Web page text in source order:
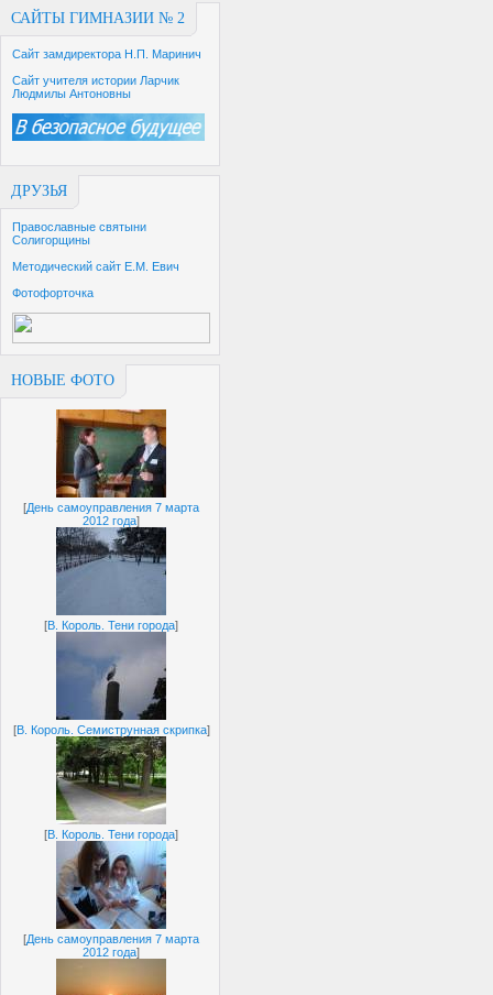
САЙТЫ ГИМНАЗИИ № 2
Сайт замдиректора Н.П. Маринич
Сайт учителя истории Ларчик
Людмилы Антоновны
ДРУЗЬЯ
Православные святыни
Солигорщины
Методический сайт Е.М. Евич
Фотофорточка
НОВЫЕ ФОТО
[День самоуправления 7 марта
2012 года]
[В. Король. Тени города]
[В. Король. Семиструнная скрипка]
[В. Король. Тени города]
[День самоуправления 7 марта
2012 года]